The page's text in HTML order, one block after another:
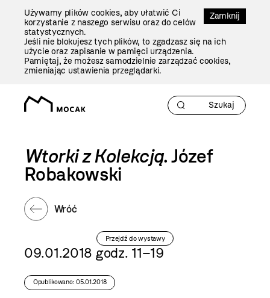
Zamknij
Używamy plików cookies, aby ułatwić Ci
korzystanie z naszego serwisu oraz do celów
statystycznych.
Jeśli nie blokujesz tych plików, to zgadzasz się na ich
użycie oraz zapisanie w pamięci urządzenia.
Pamiętaj, że możesz samodzielnie zarządzać cookies,
zmieniając ustawienia przeglądarki.
Wtorki z Kolekcją. Józef
Robakowski
Wróć
Przejdź do wystawy
09.01.2018 godz. 11–19
Opublikowano: 05.01.2018